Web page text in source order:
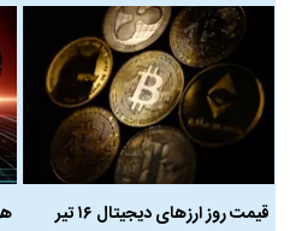
قیمت روز ارز‌های دیجیتال ۱۶ تیر